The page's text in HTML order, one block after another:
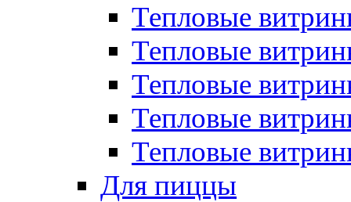
Тепловые
Тепловые
Тепловые
Тепловые
Тепловые
Для пиццы